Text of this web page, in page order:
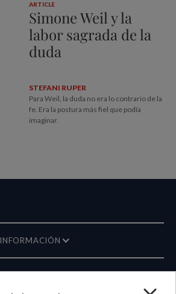
ARTICLE
Simone Weil y la
labor sagrada de la
duda
STEFANI RUPER
Para Weil, la duda no era lo contrario de la
fe. Era la postura más fiel que podía
imaginar.
INFORMACIÓN